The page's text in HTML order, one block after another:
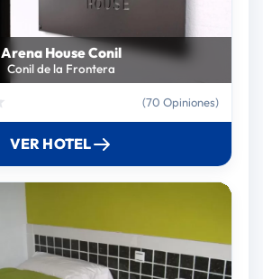
Arena House Conil
Conil de la Frontera
(70 Opiniones)
VER HOTEL